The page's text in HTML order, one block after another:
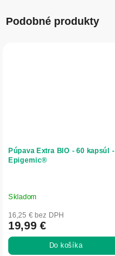
Podobné produkty
Púpava Extra BIO - 60 kapsúl -
Epigemic®
Skladom
16,25 € bez DPH
19,99 €
Do košíka